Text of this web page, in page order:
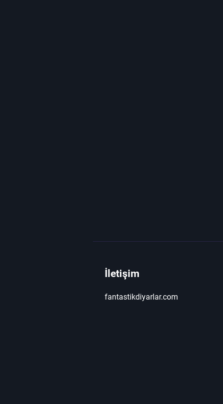
İletişim
fantastikdiyarlar.com